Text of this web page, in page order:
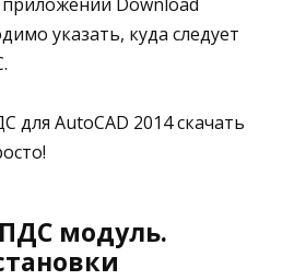
указать, куда следует
для AutoCAD 2014 скачать
модуль.